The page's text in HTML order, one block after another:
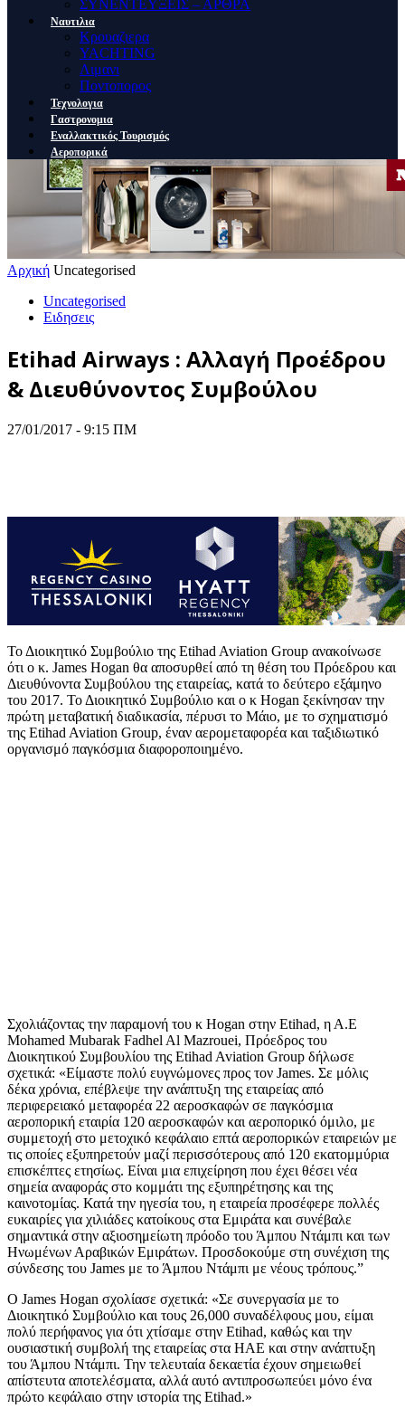
ΣΥΝΕΝΤΕΥΞΕΙΣ – ΑΡΘΡΑ
Ναυτιλια
Κρουαζιερα
YACHTING
Λιμανι
Ποντοπορος
Τεχνολογια
Γαστρονομια
Εναλλακτικός Τουρισμός
Αεροπορικά
Αρχική Uncategorised
Uncategorised
Ειδησεις
Etihad Airways : Αλλαγή Προέδρου
& Διευθύνοντος Συμβούλου
27/01/2017 - 9:15 ΠΜ
Το Διοικητικό Συμβούλιο της Etihad Aviation Group ανακοίνωσε
ότι ο κ. James Hogan θα αποσυρθεί από τη θέση του Πρόεδρου και
Διευθύνοντα Συμβούλου της εταιρείας, κατά το δεύτερο εξάμηνο
του 2017. Το Διοικητικό Συμβούλιο και ο κ Hogan ξεκίνησαν την
πρώτη μεταβατική διαδικασία, πέρυσι το Μάιο, με το σχηματισμό
της Etihad Aviation Group, έναν αερομεταφορέα και ταξιδιωτικό
οργανισμό παγκόσμια διαφοροποιημένο.
Σχολιάζοντας την παραμονή του κ Hogan στην Etihad, η Α.Ε
Mohamed Mubarak Fadhel Al Mazrouei, Πρόεδρος του
Διοικητικού Συμβουλίου της Etihad Aviation Group δήλωσε
σχετικά: «Είμαστε πολύ ευγνώμονες προς τον James. Σε μόλις
δέκα χρόνια, επέβλεψε την ανάπτυξη της εταιρείας από
περιφερειακό μεταφορέα 22 αεροσκαφών σε παγκόσμια
αεροπορική εταιρία 120 αεροσκαφών και αεροπορικό όμιλο, με
συμμετοχή στο μετοχικό κεφάλαιο επτά αεροπορικών εταιρειών με
τις οποίες εξυπηρετούν μαζί περισσότερους από 120 εκατομμύρια
επισκέπτες ετησίως. Είναι μια επιχείρηση που έχει θέσει νέα
σημεία αναφοράς στο κομμάτι της εξυπηρέτησης και της
καινοτομίας. Κατά την ηγεσία του, η εταιρεία προσέφερε πολλές
ευκαιρίες για χιλιάδες κατοίκους στα Εμιράτα και συνέβαλε
σημαντικά στην αξιοσημείωτη πρόοδο του Άμπου Ντάμπι και των
Ηνωμένων Αραβικών Εμιράτων. Προσδοκούμε στη συνέχιση της
σύνδεσης του James με το Άμπου Ντάμπι με νέους τρόπους.”
Ο James Hogan σχολίασε σχετικά: «Σε συνεργασία με το
Διοικητικό Συμβούλιο και τους 26,000 συναδέλφους μου, είμαι
πολύ περήφανος για ότι χτίσαμε στην Etihad, καθώς και την
ουσιαστική συμβολή της εταιρείας στα ΗΑΕ και στην ανάπτυξη
του Άμπου Ντάμπι. Την τελευταία δεκαετία έχουν σημειωθεί
απίστευτα αποτελέσματα, αλλά αυτό αντιπροσωπεύει μόνο ένα
πρώτο κεφάλαιο στην ιστορία της Etihad.»